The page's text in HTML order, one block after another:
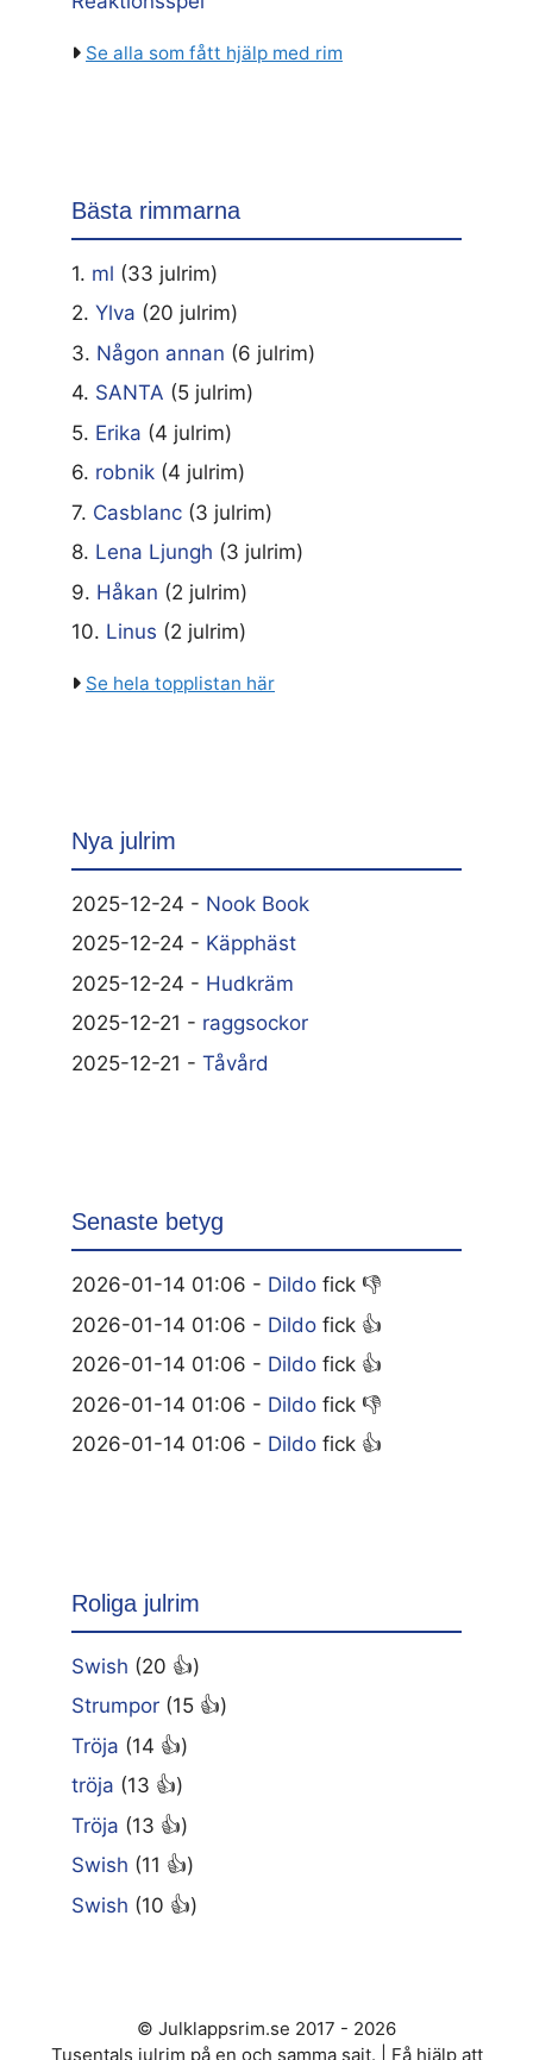
Se alla som fått hjälp med rim
Bästa rimmarna
1. ml (33 julrim)
2. Ylva (20 julrim)
3. Någon annan (6 julrim)
4. SANTA (5 julrim)
5. Erika (4 julrim)
6. robnik (4 julrim)
7. Casblanc (3 julrim)
8. Lena Ljungh (3 julrim)
9. Håkan (2 julrim)
10. Linus (2 julrim)
Se hela topplistan här
Nya julrim
2025-12-24 - Nook Book
2025-12-24 - Käpphäst
2025-12-24 - Hudkräm
2025-12-21 - raggsockor
2025-12-21 - Tåvård
Senaste betyg
2026-01-14 01:06 - Dildo fick 👎
2026-01-14 01:06 - Dildo fick 👍
2026-01-14 01:06 - Dildo fick 👍
2026-01-14 01:06 - Dildo fick 👎
2026-01-14 01:06 - Dildo fick 👍
Roliga julrim
Swish (20 👍)
Strumpor (15 👍)
Tröja (14 👍)
tröja (13 👍)
Tröja (13 👍)
Swish (11 👍)
Swish (10 👍)
© Julklappsrim.se 2017 - 2026
Tusentals julrim på en och samma sajt. | Få hjälp att